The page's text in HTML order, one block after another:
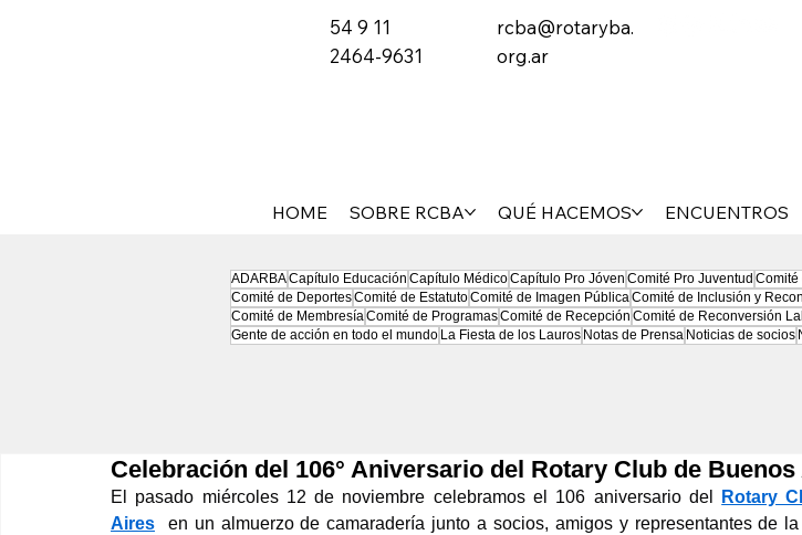
54 9 11
2464-9631
rcba@rotaryba.
org.ar
HOME SOBRE RCBA QUÉ HACEMOS ENCUENTROS
ADARBACapítulo Educación Capítulo MédicoCapítulo Pro Jóven Comité Pro Juventud Comité
Comité de DeportesComité de EstatutoComité de Imagen PúblicaComité de Inclusión y
Comité de MembresíaComité de ProgramasComité de Recepción Comité de Reconversión
Gente de acción en todo el mundo La Fiesta de los Lauros Notas de Prensa Noticias de socios
Celebración del 106° Aniversario del Rotary Club de
El pasado miércoles 12 de noviembre celebramos el 106 aniversario del
Rotary
Aires en un almuerzo de camaradería junto a socios, amigos y representantes de